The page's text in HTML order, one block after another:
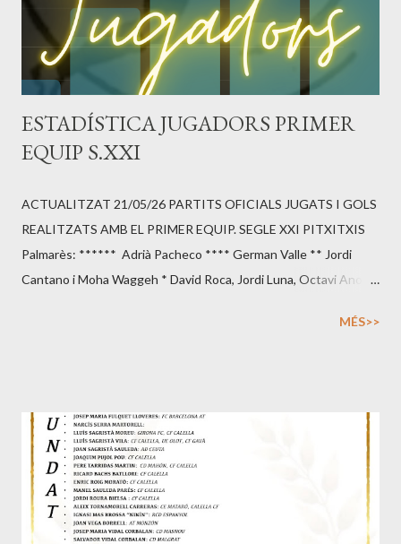
ESTADÍSTICA JUGADORS PRIMER
EQUIP S.XXI
ACTUALITZAT 21/05/26 PARTITS OFICIALS JUGATS I GOLS
REALITZATS AMB EL PRIMER EQUIP. SEGLE XXI PITXITXIS
Palmarès: ****** Adrià Pacheco **** German Valle ** Jordi
Cantano i Moha Waggeh * David Roca, Jordi Luna, Octavi Anoro,
Temp. 2004 - 2005: David Roca (14) , Octavi Anoro (10) i Ricard
Ripoll (9) - Temp. 2005 - 2006: Jordi Luna (14) , Octavi Anoro (8)
i Luís García (7) - Temp. 2006 - 2007: Jordi Cantano (11) , Carlos
Verde (9) i Jordi Luna (8) - Temp. 2007 - 2008: Octavi Anoro
(16) , Sergi Jimenz (8) i Xavi Riera (7) - Temp. 2008 - 2009:
MÉS>>